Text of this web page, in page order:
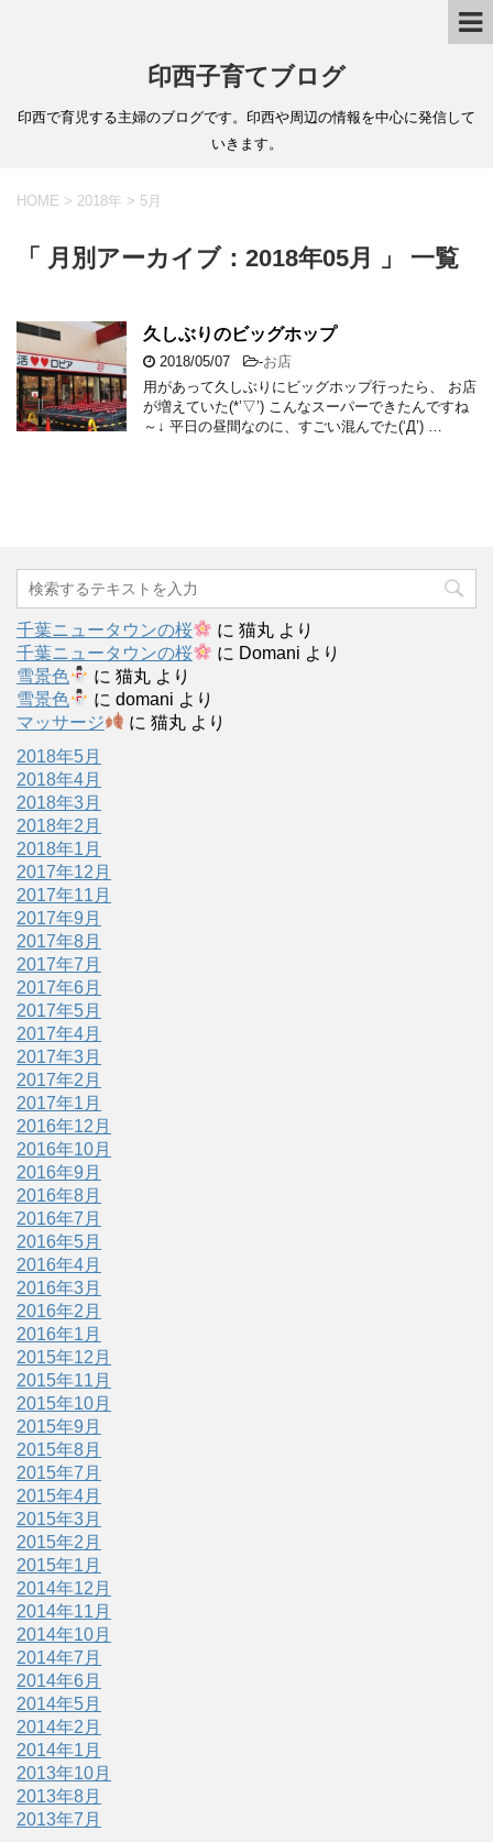
印西子育てブログ
印西で育児する主婦のブログです。印西や周辺の情報を中心に発信して
いきます。
HOME > 2018年 > 5月
「 月別アーカイブ：2018年05月 」 一覧
久しぶりのビッグホップ
2018/05/07 -お店
用があって久しぶりにビッグホップ行ったら、 お店
が増えていた(*’▽’) こんなスーパーできたんですね
～↓ 平日の昼間なのに、すごい混んでた(‘Д’) …
千葉ニュータウンの桜 に猫丸 より
千葉ニュータウンの桜
に Domani より
雪景色
に猫丸 より
雪景色
にdomani より
マッサージ
に猫丸 より
2018年5月
2018年4月
2018年3月
2018年2月
2018年1月
2017年12月
2017年11月
2017年9月
2017年8月
2017年7月
2017年6月
2017年5月
2017年4月
2017年3月
2017年2月
2017年1月
2016年12月
2016年10月
2016年9月
2016年8月
2016年7月
2016年5月
2016年4月
2016年3月
2016年2月
2016年1月
2015年12月
2015年11月
2015年10月
2015年9月
2015年8月
2015年7月
2015年4月
2015年3月
2015年2月
2015年1月
2014年12月
2014年11月
2014年10月
2014年7月
2014年6月
2014年5月
2014年2月
2014年1月
2013年10月
2013年8月
2013年7月